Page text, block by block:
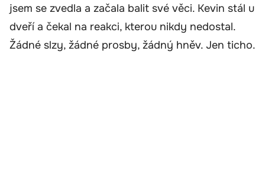
jsem se zvedla a začala balit své věci. Kevin stál u
dveří a čekal na reakci, kterou nikdy nedostal.
Žádné slzy, žádné prosby, žádný hněv. Jen ticho.